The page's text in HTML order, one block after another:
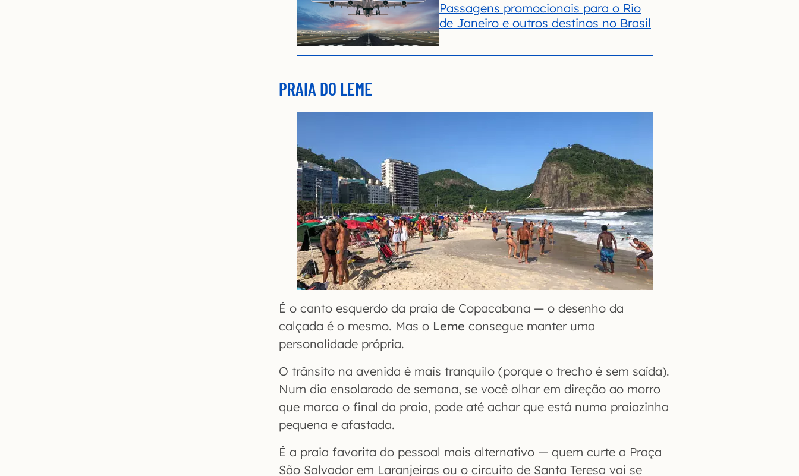
Passagens promocionais para o Rio
de Janeiro e outros destinos no Brasil
PRAIA DO LEME
É o canto esquerdo da praia de Copacabana — o desenho da
calçada é o mesmo. Mas o Leme consegue manter uma
personalidade própria.
O trânsito na avenida é mais tranquilo (porque o trecho é sem saída).
Num dia ensolarado de semana, se você olhar em direção ao morro
que marca o final da praia, pode até achar que está numa praiazinha
pequena e afastada.
É a praia favorita do pessoal mais alternativo — quem curte a Praça
São Salvador em Laranjeiras ou o circuito de Santa Teresa vai se